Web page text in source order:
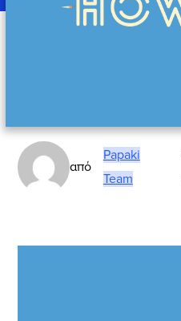
από
Papaki
Team